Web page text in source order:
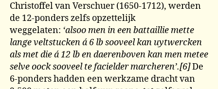
Christoffel van Verschuer (1650-1712), werden
de 12-ponders zelfs opzettelijk
weggelaten: ‘alsoo men in een battaillie mette
lange veltstucken á 6 lb sooveel kan uytwercken
als met die á 12 lb en daerenboven kan men metee
selve oock sooveel te facielder marcheren’.[6]De
6-ponders hadden een werkzame dracht van